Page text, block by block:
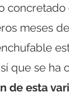
meses
que se ha
de esta